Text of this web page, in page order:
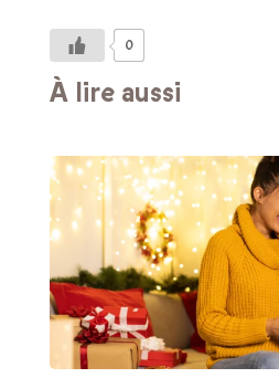
0
À lire aussi